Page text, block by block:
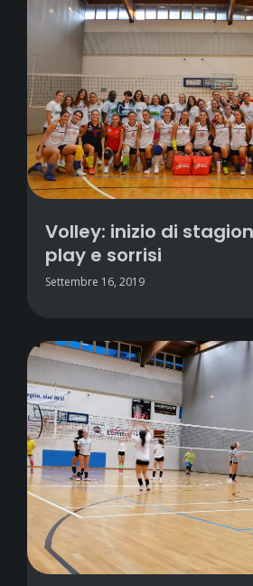
Volley: inizio di
play e sorrisi
Settembre 16, 2019